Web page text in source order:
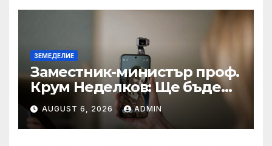
ЗЕМЕДЕЛИЕ
Заместник-министър проф.
Крум Неделков: Ще бъде
направен анализ на
разходите за пробовземане
и лабораторните
AUGUST 6, 2026 ADMIN